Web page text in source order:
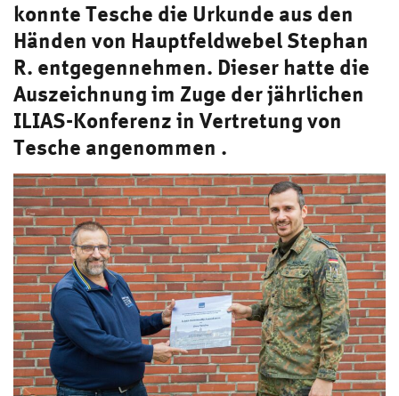
konnte Tesche die Urkunde aus den
Händen von Hauptfeldwebel Stephan
R. entgegennehmen. Dieser hatte die
Auszeichnung im Zuge der jährlichen
ILIAS-Konferenz in Vertretung von
Tesche angenommen .